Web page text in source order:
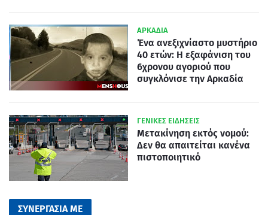
ΑΡΚΑΔΙΑ
Ένα ανεξιχνίαστο μυστήριο
40 ετών: Η εξαφάνιση του
6χρονου αγοριού που
συγκλόνισε την Αρκαδία
ΓΕΝΙΚΕΣ ΕΙΔΗΣΕΙΣ
Μετακίνηση εκτός νομού:
Δεν θα απαιτείται κανένα
πιστοποιητικό
ΣΥΝΕΡΓΑΣΙΑ ΜΕ